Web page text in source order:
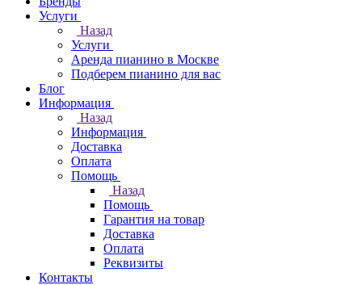
Услуги
Назад
Услуги
Аренда пианино в Москве
Подберем пианино для вас
Блог
Информация
Назад
Информация
Доставка
Оплата
Помощь
Назад
Помощь
Гарантия на товар
Доставка
Оплата
Реквизиты
Контакты